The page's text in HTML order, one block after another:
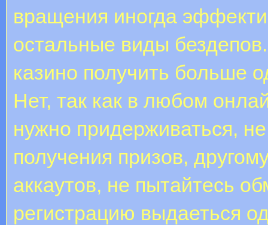
вращения иногда
остальные виды
казино получить больше
Нет, так как в любом
нужно придерживаться,
получения призов,
аккаутов, не пытайтесь
регистрацию выдаеться